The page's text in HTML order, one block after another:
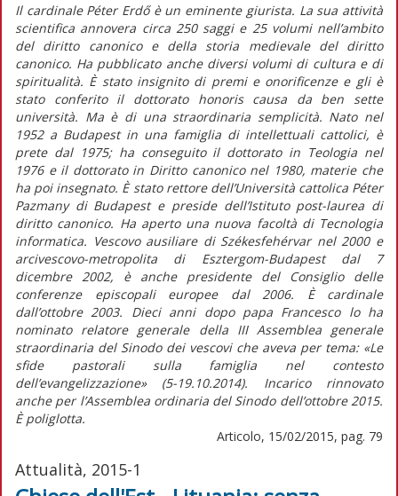
Il cardinale Péter Erdő è un eminente giurista. La sua attività
scientifica annovera circa 250 saggi e 25 volumi nell’ambito
del diritto canonico e della storia medievale del diritto
canonico. Ha pubblicato anche diversi volumi di cultura e di
spiritualità. È stato insignito di premi e onorificenze e gli è
stato conferito il dottorato honoris causa da ben sette
università. Ma è di una straordinaria semplicità. Nato nel
1952 a Budapest in una famiglia di intellettuali cattolici, è
prete dal 1975; ha conseguito il dottorato in Teologia nel
1976 e il dottorato in Diritto canonico nel 1980, materie che
ha poi insegnato. È stato rettore dell’Università cattolica Péter
Pazmany di Budapest e preside dell’Istituto post-laurea di
diritto canonico. Ha aperto una nuova facoltà di Tecnologia
informatica. Vescovo ausiliare di Székesfehérvar nel 2000 e
arcivescovo-metropolita di Esztergom-Budapest dal 7
dicembre 2002, è anche presidente del Consiglio delle
conferenze episcopali europee dal 2006. È cardinale
dall’ottobre 2003. Dieci anni dopo papa Francesco lo ha
nominato relatore generale della III Assemblea generale
straordinaria del Sinodo dei vescovi che aveva per tema: «Le
sfide pastorali sulla famiglia nel contesto
dell’evangelizzazione» (5-19.10.2014). Incarico rinnovato
anche per l’Assemblea ordinaria del Sinodo dell’ottobre 2015.
È poliglotta.
Articolo, 15/02/2015, pag. 79
Attualità, 2015-1